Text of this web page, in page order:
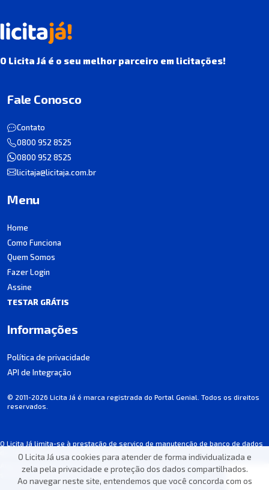
O Licita Já usa cookies para atender de forma individualizada e
zela pela privacidade e proteção dos dados compartilhados.
Ao navegar neste site, entendemos que você concorda com os
O Licita Já é o seu melhor parceiro em licitações!
O Licita Já limita-se à prestação de serviço de manutenção de banco de dados
de licitações, não participando dos processos.
Algumas informações podem apresentar incorreções involuntárias. Consulte
sempre o edital de cada licitação.
Fale Conosco
Contato
0800 952 8525
0800 952 8525
licitaja@licitaja.com.br
Menu
Home
Como Funciona
Quem Somos
Fazer Login
Assine
TESTAR GRÁTIS
Informações
Política de privacidade
API de Integração
© 2011-2026 Licita Já é marca registrada do Portal Genial. Todos os direitos
reservados.